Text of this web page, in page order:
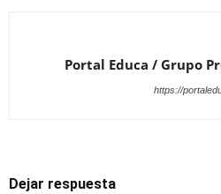
Portal Educa / Grupo
https://
Dejar respuesta